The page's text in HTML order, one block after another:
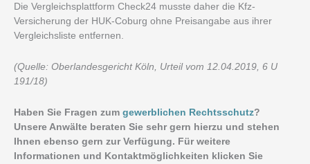
Die Vergleichsplattform Check24 musste daher die Kfz-
Versicherung der HUK-Coburg ohne Preisangabe aus ihrer
Vergleichsliste entfernen.
(Quelle: Oberlandesgericht Köln, Urteil vom 12.04.2019, 6 U
191/18)
Haben Sie Fragen zum gewerblichen Rechtsschutz?
Unsere Anwälte beraten Sie sehr gern hierzu und stehen
Ihnen ebenso gern zur Verfügung. Für weitere
Informationen und Kontaktmöglichkeiten klicken Sie